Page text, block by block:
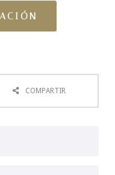
COMPARTIR